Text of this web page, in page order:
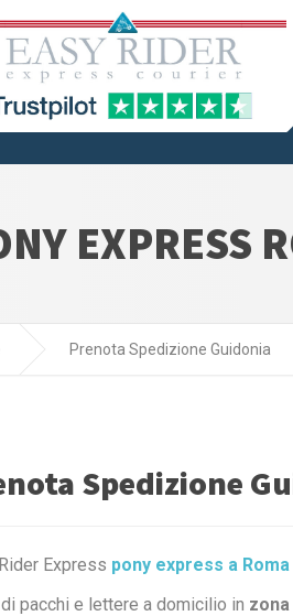
EXPRESS
Prenota Spedizione Guidonia
Spedizione
Express pony express a Roma
pacchi e lettere a domicilio in